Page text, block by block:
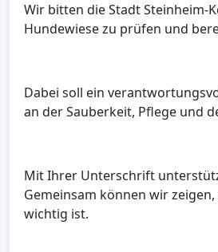
Wir bitten die Stadt Steinheim-
Hundewiese zu prüfen und
Dabei soll ein
an der Sauberkeit, Pflege und
Mit Ihrer Unterschrift
Gemeinsam können wir
wichtig ist.